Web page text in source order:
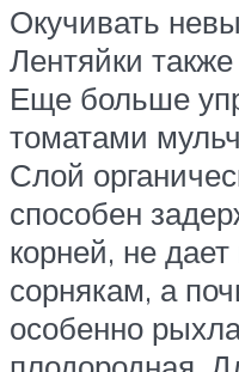
Окучивать
Лентяйки
Еще больше
томатами
Слой
способен
корней, не дает
сорнякам, а
особенно